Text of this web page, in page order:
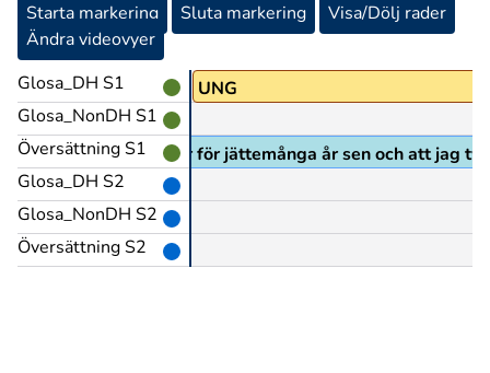
Starta markering Sluta markering
Visa/Dölj rader
Ändra videovyer
Glosa_DH S1
Glosa_NonDH S1
Översättning S1
Glosa_DH S2
Glosa_NonDH S2
Översättning S2
PRO1 UNG
Det var för jättemånga år sen och att jag